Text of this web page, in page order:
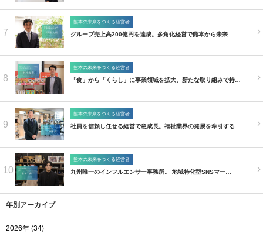
7
熊本の未来をつくる経営者
グループ売上高200億円を達成。多角化経営で熊本から未来…
8
熊本の未来をつくる経営者
「食」から「くらし」に事業領域を拡大、新たな取り組みで持…
9
熊本の未来をつくる経営者
社員を信頼し任せる経営で急成長。福祉業界の発展を牽引する…
10
熊本の未来をつくる経営者
九州唯一のインフルエンサー事務所。 地域特化型SNSマー…
年別アーカイブ
2026年 (34)